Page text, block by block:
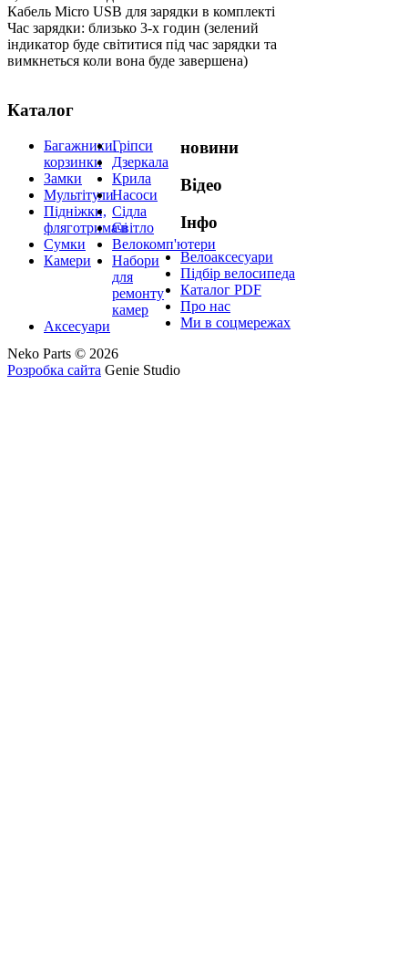
Кабель Micro USB для зарядки в комплекті
Час зарядки: близько 3-х годин (зелений
індикатор буде світитися під час зарядки та
вимкнеться коли вона буде завершена)
Каталог
Багажники,
корзинки
Гріпси
Дзеркала
Замки
Крила
МультітулиНасоси
Підніжки,
фляготримачі
Сідла
Світло
Сумки
Велокомп'ютери
Камери
Набори
для
ремонту
камер
Аксесуари
новини
Відео
Інфо
Велоаксесуари
Підбір велосипеда
Каталог PDF
Про нас
Ми в соцмережах
Neko Parts © 2026
Розробка сайта Genie Studio